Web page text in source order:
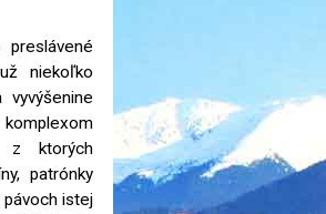
preslávené
niekoľko
z ktorých
patrónky
istej